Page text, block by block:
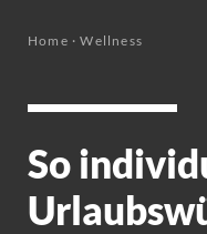
Home ·Wellness
So